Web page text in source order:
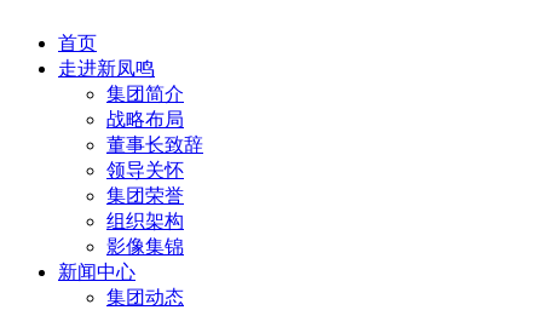
首页
走进新凤鸣
集团简介
战略布局
董事长致辞
领导关怀
集团荣誉
组织架构
影像集锦
新闻中心
集团动态